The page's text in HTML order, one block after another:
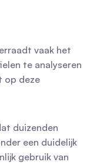
vaak het
te analyseren
op deze
duizenden
een duidelijk
gebruik van